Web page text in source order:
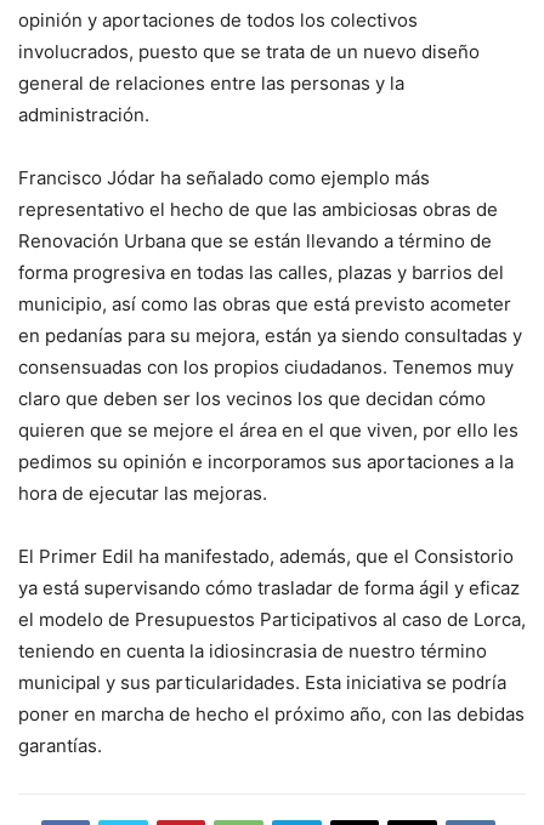
opinión y aportaciones de todos los colectivos
involucrados, puesto que se trata de un nuevo diseño
general de relaciones entre las personas y la
administración.
Francisco Jódar ha señalado como ejemplo más
representativo el hecho de que las ambiciosas obras de
Renovación Urbana que se están llevando a término de
forma progresiva en todas las calles, plazas y barrios del
municipio, así como las obras que está previsto acometer
en pedanías para su mejora, están ya siendo consultadas y
consensuadas con los propios ciudadanos. Tenemos muy
claro que deben ser los vecinos los que decidan cómo
quieren que se mejore el área en el que viven, por ello les
pedimos su opinión e incorporamos sus aportaciones a la
hora de ejecutar las mejoras.
El Primer Edil ha manifestado, además, que el Consistorio
ya está supervisando cómo trasladar de forma ágil y eficaz
el modelo de Presupuestos Participativos al caso de Lorca,
teniendo en cuenta la idiosincrasia de nuestro término
municipal y sus particularidades. Esta iniciativa se podría
poner en marcha de hecho el próximo año, con las debidas
garantías.